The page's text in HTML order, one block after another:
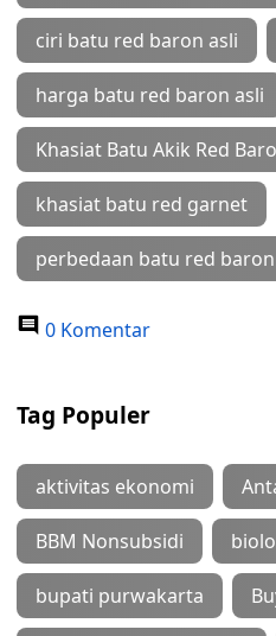
ciri batu red baron asli
harga batu red baron asli
Khasiat Batu Akik Red
khasiat batu red garnet
perbedaan batu red
0 Komentar
Tag Populer
aktivitas ekonomi
BBM Nonsubsidi
bupati purwakarta